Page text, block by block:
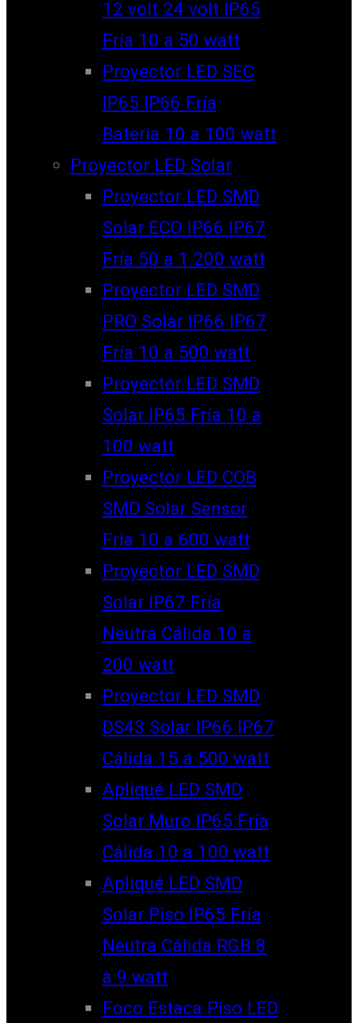
12 volt 24 volt IP65
Fría 10 a 50 watt
Proyector LED SEC
IP65 IP66 Fría
Batería 10 a 100 watt
Proyector LED Solar
Proyector LED SMD
Solar ECO IP66 IP67
Fría 50 a 1.200 watt
Proyector LED SMD
PRO Solar IP66 IP67
Fría 10 a 500 watt
Proyector LED SMD
Solar IP65 Fría 10 a
100 watt
Proyector LED COB
SMD Solar Sensor
Fría 10 a 600 watt
Proyector LED SMD
Solar IP67 Fría
Neutra Cálida 10 a
200 watt
Proyector LED SMD
DS43 Solar IP66 IP67
Cálida 15 a 500 watt
Apliqué LED SMD
Solar Muro IP65 Fría
Cálida 10 a 100 watt
Apliqué LED SMD
Solar Piso IP65 Fría
Neutra Cálida RGB 8
a 9 watt
Foco Estaca Piso LED